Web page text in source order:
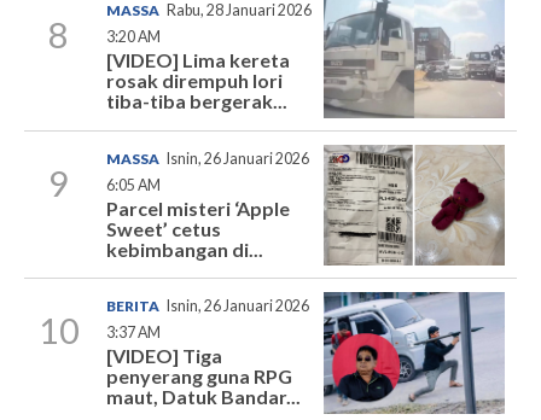
8
MASSA Rabu, 28 Januari 2026
3:20 AM
[VIDEO] Lima kereta
rosak dirempuh lori
tiba-tiba bergerak...
9
MASSA
Isnin, 26 Januari 2026
6:05 AM
Parcel misteri ‘Apple
Sweet’ cetus
kebimbangan di...
10
BERITA
Isnin, 26 Januari 2026
3:37 AM
[VIDEO] Tiga
penyerang guna RPG
maut, Datuk Bandar...